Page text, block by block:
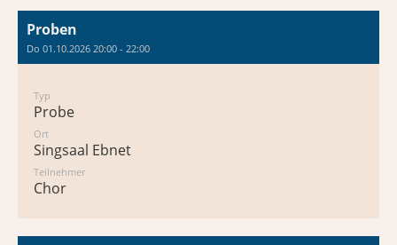
Proben
Do 01.10.2026 20:00 - 22:00
Typ
Probe
Ort
Singsaal Ebnet
Teilnehmer
Chor